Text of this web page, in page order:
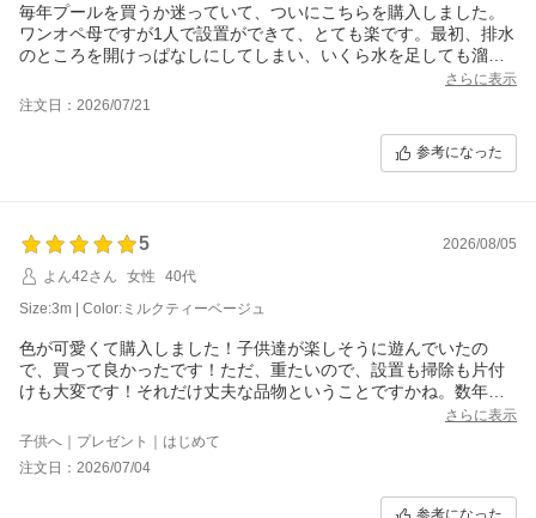
毎年プールを買うか迷っていて、ついにこちらを購入しました。
ワンオペ母ですが1人で設置ができて、とても楽です。最初、排水
のところを開けっぱなしにしてしまい、いくら水を足しても溜ま
らないなぁ、、となりましたが、ちゃんと閉めたら溜まり方も早
かったです！
大人1人、子供4人で入っても余裕でした。小5を超えての数名とな
ると少々狭くなるのかな？遊び方次第ですね。砂利の上に設置す
る予定でしたので、マットもセットで購入しました、あって良か
さらに表示
注文日：2026/07/21
参考になった
5
2026/08/05
よん42さん
女性
40代
Size:3m | Color:ミルクティーベージュ
色が可愛くて購入しました！子供達が楽しそうに遊んでいたの
で、買って良かったです！ただ、重たいので、設置も掃除も片付
けも大変です！それだけ丈夫な品物ということですかね。数年は
さらに表示
子供へ｜プレゼント｜はじめて
注文日：2026/07/04
参考になった